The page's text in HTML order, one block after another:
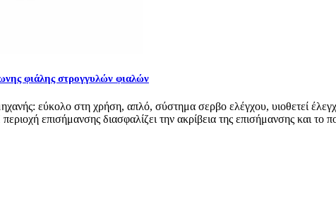
φιάλης στρογγυλών φιαλών
εύκολο στη χρήση, απλό, σύστημα σερβο ελέγχου, υιοθετεί
επισήμανσης διασφαλίζει την ακρίβεια της επισήμανσης και